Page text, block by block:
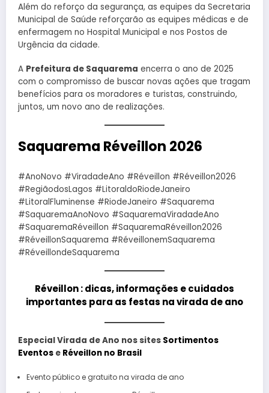
Além do reforço da segurança, as equipes da Secretaria
Municipal de Saúde reforçarão as equipes médicas e de
enfermagem no Hospital Municipal e nos Postos de
Urgência da cidade.
A Prefeitura de Saquarema encerra o ano de 2025
com o compromisso de buscar novas ações que tragam
benefícios para os moradores e turistas, construindo,
juntos, um novo ano de realizações.
Saquarema Réveillon 2026
#AnoNovo #ViradadeAno #Réveillon #Réveillon2026
#RegiãodosLagos #LitoraldoRiodeJaneiro
#LitoralFluminense #RiodeJaneiro #Saquarema
#SaquaremaAnoNovo #SaquaremaViradadeAno
#SaquaremaRéveillon #SaquaremaRéveillon2026
#RéveillonSaquarema #RéveillonemSaquarema
#RéveillondeSaquarema
Réveillon : dicas, informações e cuidados
importantes para as festas na virada de ano
Especial Virada de Ano nos sites Sortimentos
Eventos e Réveillon no Brasil
Evento público e gratuito na virada de ano